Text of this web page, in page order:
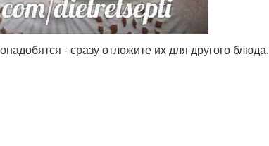
- сразу отложите их для другого блюда.